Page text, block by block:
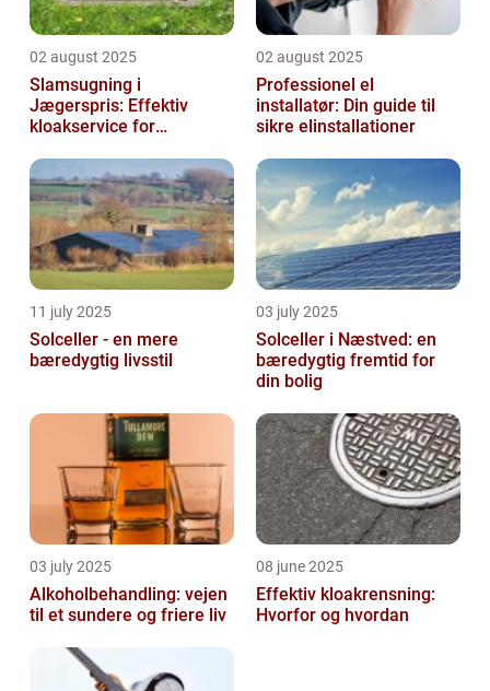
02 august 2025
Slamsugning i
Jægerspris: Effektiv
kloakservice for
vedligeholdelse
02 august 2025
Professionel el
installatør: Din guide til
sikre elinstallationer
11 july 2025
Solceller - en mere
bæredygtig livsstil
03 july 2025
Solceller i Næstved: en
bæredygtig fremtid for
din bolig
03 july 2025
Alkoholbehandling: vejen
til et sundere og friere liv
08 june 2025
Effektiv kloakrensning:
Hvorfor og hvordan